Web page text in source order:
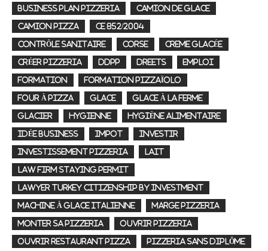
BUSINESS PLAN PIZZERIA CAMION DE GLACE
CAMION PIZZA CE 852/2004
CONTRÔLE SANITAIRE CORSE CREME GLACÉE
CRÉER PIZZERIA DDPP DREETS EMPLOI
FORMATION FORMATION PIZZAÏOLO
FOUR À PIZZA GLACE GLACE À LA FERME
GLACIER HYGIENNE HYGIÈNE ALIMENTAIRE
IDÉE BUSINESS IMPOT INVESTIR
INVESTISSEMENT PIZZERIA LAIT
LAW FIRM STAYING PERMIT
LAWYER TURKEY CITIZENSHIP BY INVESTMENT
MACHINE À GLACE ITALIENNE MARGE PIZZERIA
MONTER SA PIZZERIA OUVRIR PIZZERIA
OUVRIR RESTAURANT PIZZA PIZZERIA SANS DIPLÔME